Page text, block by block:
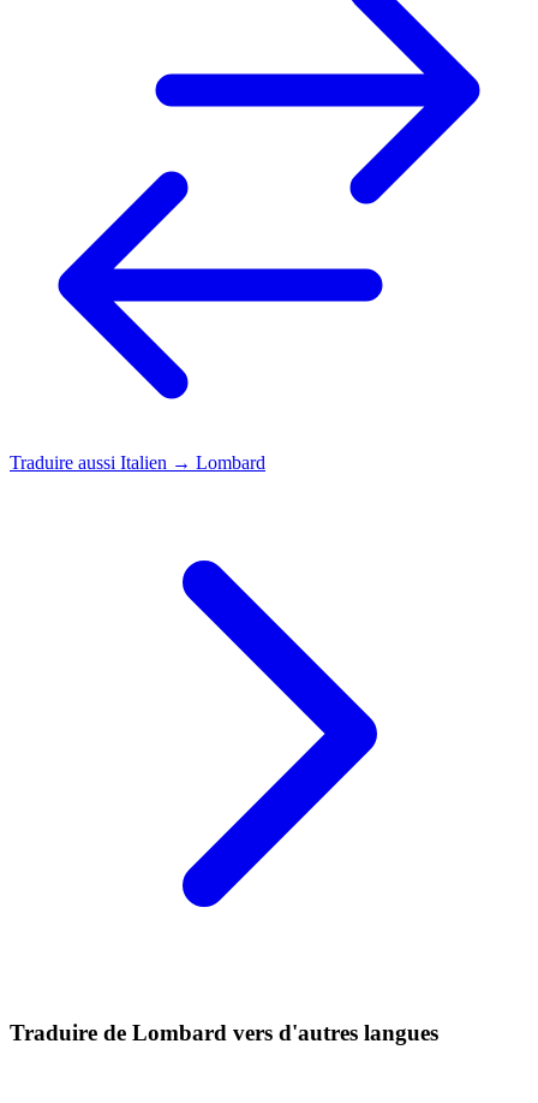
Traduire aussi Italien → Lombard
Traduire de Lombard vers d'autres langues